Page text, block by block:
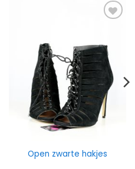
Open zwarte hakjes